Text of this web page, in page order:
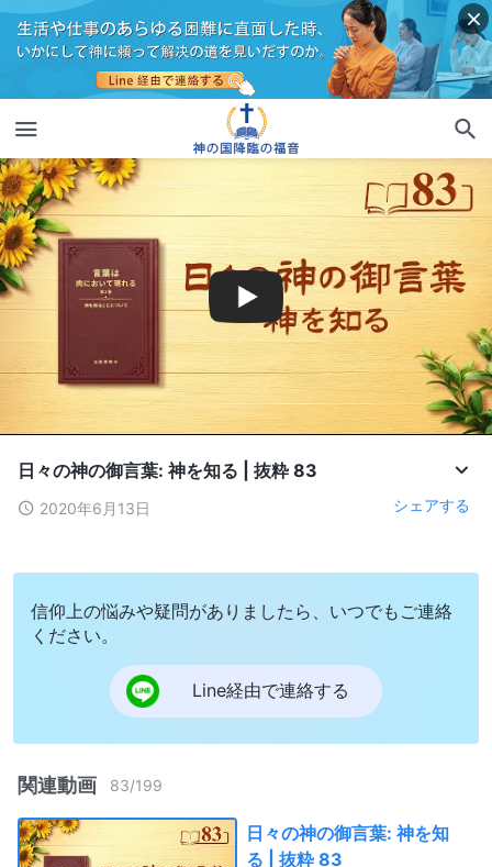
日々の神の御言葉: 神を知る | 抜粋 83
2020年6月13日 シェアする
信仰上の悩みや疑問がありましたら、いつでもご連絡
ください。
Line経由で連絡する
関連動画 83/199
日々の神の御言葉: 神を知
る | 抜粋 83